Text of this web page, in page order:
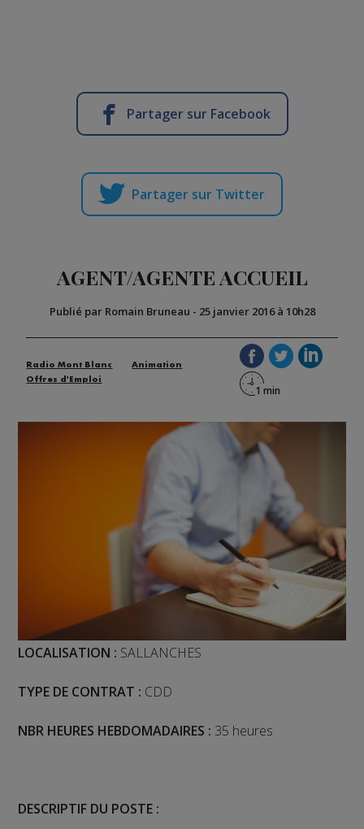
Partager sur Facebook
Partager sur Twitter
AGENT/AGENTE ACCUEIL
Publié par Romain Bruneau - 25 janvier 2016 à 10h28
Radio Mont Blanc
Animation
Offres d'Emploi
LOCALISATION : SALLANCHES
TYPE DE CONTRAT : CDD
NBR HEURES HEBDOMADAIRES : 35 heures
DESCRIPTIF DU POSTE :